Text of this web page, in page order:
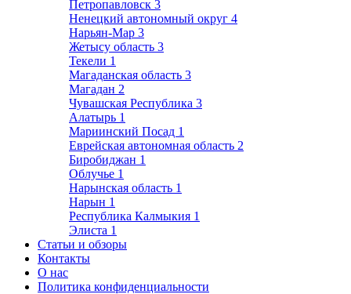
Петропавловск 3
Ненецкий автономный округ 4
Нарьян-Мар 3
Жетысу область 3
Текели 1
Магаданская область 3
Магадан 2
Чувашская Республика 3
Алатырь 1
Мариинский Посад 1
Еврейская автономная область 2
Биробиджан 1
Облучье 1
Нарынская область 1
Нарын 1
Республика Калмыкия 1
Элиста 1
Статьи и обзоры
Контакты
О нас
Политика конфиденциальности